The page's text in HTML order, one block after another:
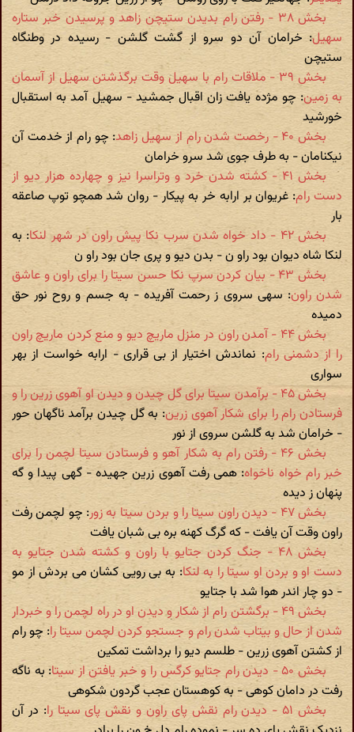
بخش ۳۸ - رفتن رام بدیدن ستیچن زاهد و پرسیدن خبر ستاره
سهیل: خرامان آن دو سرو از گشت گلشن - رسیده در وطنگاه
ستیچن
بخش ۳۹ - ملاقات رام با سهیل وقت برگذشتن سهیل از آسمان
به زمین: چو مژده یافت زان اقبال جمشید - سهیل آمد به استقبال
خورشید
بخش ۴۰ - رخصت شدن رام از سهیل زاهد
: چو رام از خدمت آن
نیکنامان - به طرف جوی شد سرو خرامان
بخش ۴۱ - کشته شدن خرد و وتراسرا نیز و چهارده هزار دیو از
دست رام: غریوان بر ارابه خر به پیکار - روان شد همچو توپ صاعقه
بار
بخش ۴۲ - داد خواه شدن سرب نکا پیش راون در شهر لنکا
: به
لنکا شاه دیوان بود راو ن - بدن دیو و پری جان بود راو ن
بخش ۴۳ - بیان کردن سرپ نکا حسن سیتا را برای راون و عاشق
شدن راون: سهی سروی ز رحمت آفریده - به جسم و روح نور حق
دمیده
بخش ۴۴ - آمدن راون در منزل ماریچ دیو و منع کردن ماریچ راون
را از دشمنی رام: نماندش اختیار از بی قراری - ارابه خواست از بهر
سواری
بخش ۴۵ - برآمدن سیتا برای گل چیدن و دیدن او آهوی زرین را و
فرستادن رام را برای شکار آهوی زرین: به گل چیدن برآمد ناگهان حور
- خرامان شد به گلشن سروی از نور
بخش ۴۶ - رفتن رام به شکار آهو و فرستادن سیتا لچمن را برای
خبر رام خواه ناخواه: همی رفت آهوی زرین جهیده - گهی پیدا و گه
پنهان ز دیده
بخش ۴۷ - دیدن راون سیتا را و بردن سیتا به زور
: چو لچمن رفت
راون وقت آن یافت - که گرگ کهنه بره بی شبان یافت
بخش ۴۸ - جنگ کردن جتایو با راون و کشته شدن جتایو به
دست او و بردن او سیتا را به لنکا: به بی رویی کشان می بردش از مو
- دو چار اندر هوا شد با جتایو
بخش ۴۹ - برگشتن رام از شکار و دیدن او در راه لچمن را و خبردار
شدن از حال و بیتاب شدن رام و جستجو کردن لچمن سیتا را: چو رام
از کشتن آهوی زرین - طلسم دیو را برداشت تمکین
بخش ۵۰ - دیدن رام جتایو کرگس را و خبر یافتن از سیتا
: به ناگه
رفت در دامان کوهی - به کوهستان عجب گردون شکوهی
بخش ۵۱ - دیدن رام نقش پای راون و نقش پای سیتا را
: در آن